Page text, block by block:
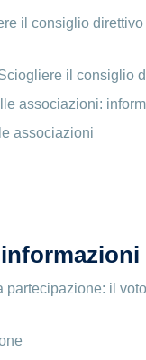
il consiglio
il consiglio
associazioni:
associazioni
partecipazione: il